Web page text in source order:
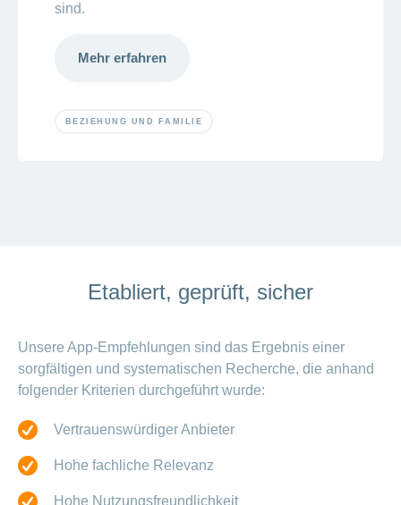
sind.
Mehr erfahren
BEZIEHUNG UND FAMILIE
Etabliert, geprüft, sicher
Unsere App-Empfehlungen sind das Ergebnis einer
sorgfältigen und systematischen Recherche, die anhand
folgender Kriterien durchgeführt wurde:
Vertrauenswürdiger Anbieter
Hohe fachliche Relevanz
Hohe Nutzungsfreundlichkeit